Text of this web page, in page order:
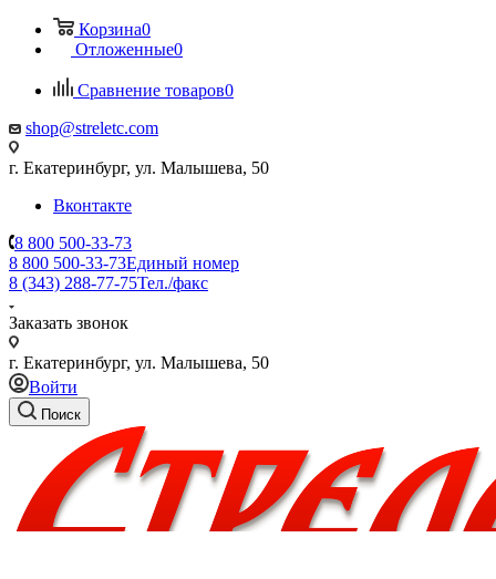
Корзина0
Отложенные0
Сравнение товаров0
shop@streletc.com
г. Екатеринбург, ул. Малышева, 50
Вконтакте
8 800 500-33-73
8 800 500-33-73Единый номер
8 (343) 288-77-75Тел./факс
Заказать звонок
г. Екатеринбург, ул. Малышева, 50
Войти
Поиск